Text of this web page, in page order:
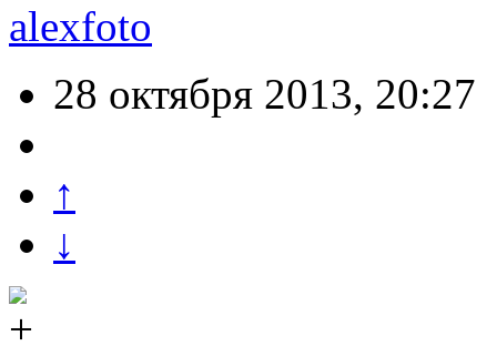
alexfoto
28 октября 2013, 20:27
↑
↓